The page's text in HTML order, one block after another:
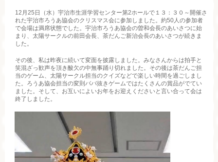
12月25日（水）宇治市生涯学習センター第2ホールで１３：３０～開催さ
れた宇治市ろうあ協会のクリスマス会に参加しました。約50人の参加者
で会場は満席状態でした。宇治市ろうあ協会の曽和会長のあいさつに始
まり、太陽サークルの前田会長、茶だんご新治会長のあいさつが続きま
した。
その後、私は昨夜に続いて変面を披露しました。みなさんからは拍手と
笑混ざっ歓声を頂き酸欠の中無事踊り切れました。その後は茶だんご担
当のゲーム、太陽サークル担当のクイズなどで楽しい時間を過ごしまし
た。ろうあ協会担当の変則ババ抜きゲームではたくさんの賞品がでてい
ました。そして、お互いによいお年をお迎えくださいと言い合って会は
終了しました。